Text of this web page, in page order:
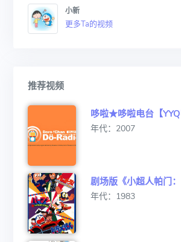
小新
更多Ta的视频
推荐视频
哆啦★哆啦电台【YYQ
年代：2007
剧场版《小超人帕门
年代：1983